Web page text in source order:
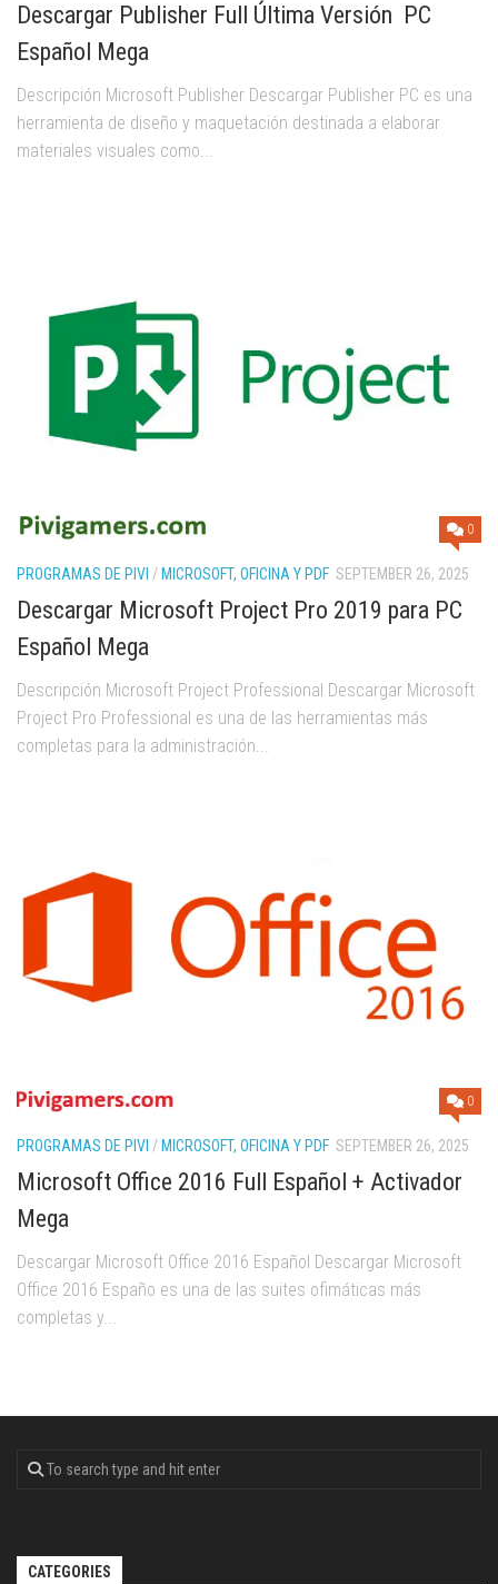
Descargar Publisher Full Última Versión PC
Español Mega
Descripción Microsoft Publisher Descargar Publisher PC es una
herramienta de diseño y maquetación destinada a elaborar
materiales visuales como...
0
PROGRAMAS DE PIVI / MICROSOFT, OFICINA Y PDF SEPTEMBER 26, 2025
Descargar Microsoft Project Pro 2019 para PC
Español Mega
Descripción Microsoft Project Professional Descargar Microsoft
Project Pro Professional es una de las herramientas más
completas para la administración...
0
PROGRAMAS DE PIVI / MICROSOFT, OFICINA Y PDF SEPTEMBER 26, 2025
Microsoft Office 2016 Full Español + Activador
Mega
Descargar Microsoft Office 2016 Español Descargar Microsoft
Office 2016 Españo es una de las suites ofimáticas más
completas y...
CATEGORIES